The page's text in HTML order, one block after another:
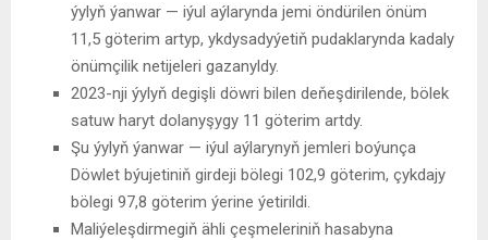
ýylyň ýanwar — iýul aýlarynda jemi öndürilen önüm
11,5 göterim artyp, ykdysadyýetiň pudaklarynda kadaly
önümçilik netijeleri gazanyldy.
2023-nji ýylyň degişli döwri bilen deňeşdirilende, bölek
satuw haryt dolanyşygy 11 göterim artdy.
Şu ýylyň ýanwar — iýul aýlarynyň jemleri boýunça
Döwlet býujetiniň girdeji bölegi 102,9 göterim, çykdajy
bölegi 97,8 göterim ýerine ýetirildi.
Maliýeleşdirmegiň ähli çeşmeleriniň hasabyna